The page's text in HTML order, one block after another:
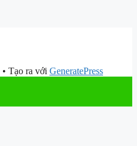
• Tạo ra với GeneratePress